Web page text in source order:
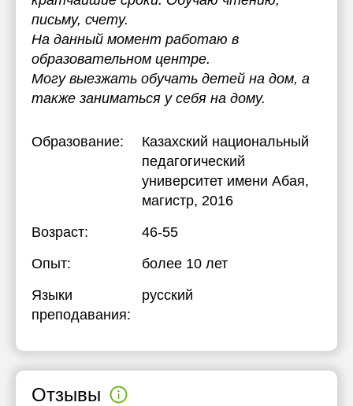
письму, счету.
На данный момент работаю в
образовательном центре.
Могу выезжать обучать детей на дом, а
также заниматься у себя на дому.
Образование:
Казахский национальный
педагогический
университет имени Абая,
магистр, 2016
Возраст:
46-55
Опыт:
более 10 лет
Языки
преподавания:
русский
Отзывы